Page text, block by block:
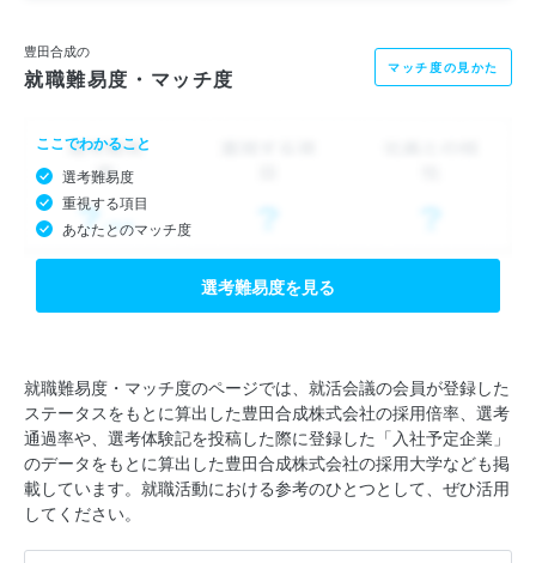
豊田合成の
就職難易度・マッチ度 マッチ度の見かた
ここでわかること
選考難易度
重視する項目
あなたとのマッチ度
選考難易度を見る
就職難易度・マッチ度のページでは、就活会議の会員が登録した
ステータスをもとに算出した豊田合成株式会社の採用倍率、選考
通過率や、選考体験記を投稿した際に登録した「入社予定企業」
のデータをもとに算出した豊田合成株式会社の採用大学なども掲
載しています。就職活動における参考のひとつとして、ぜひ活用
してください。